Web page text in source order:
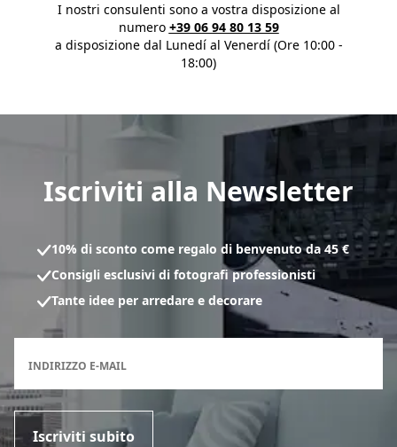
I nostri consulenti sono a vostra disposizione al
numero +39 06 94 80 13 59
a disposizione dal Lunedí al Venerdí (Ore 10:00 -
18:00)
Iscriviti alla Newsletter
10% di sconto come regalo di benvenuto da 45 €
Consigli esclusivi di fotografi professionisti
Tante idee per arredare e decorare
INDIRIZZO E-MAIL
Iscriviti subito